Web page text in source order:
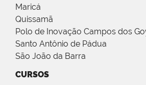
Maricá
Quissamã
Polo de Inovação Campos dos
Santo Antônio de Pádua
São João da Barra
CURSOS